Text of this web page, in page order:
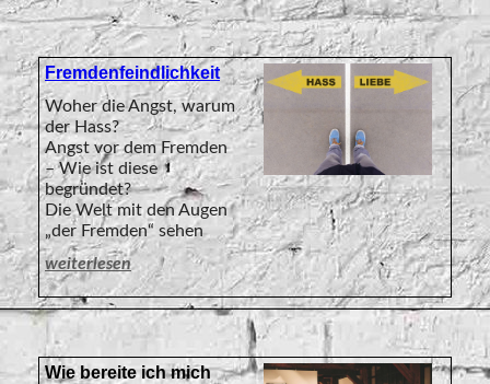
Fremdenfeindlichkeit
Woher die Angst, warum
der Hass?
Angst vor dem Fremden
– Wie ist diese
begründet?
Die Welt mit den Augen
„der Fremden“ sehen
weiterlesen
Wie bereite ich mich